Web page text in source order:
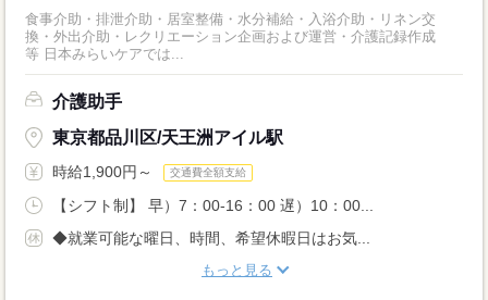
食事介助・排泄介助・居室整備・水分補給・入浴介助・リネン交
換・外出介助・レクリエーション企画および運営・介護記録作成
等 日本みらいケアでは...
介護助手
東京都品川区/天王洲アイル駅
時給1,900円～ 交通費全額支給
【シフト制】 早）7：00-16：00 遅）10：00...
◆就業可能な曜日、時間、希望休暇日はお気...
もっと見る